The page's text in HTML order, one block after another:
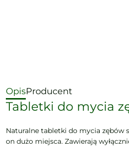
OpisProducent
Tabletki do mycia
Naturalne tabletki do mycia zębów
on dużo miejsca. Zawierają